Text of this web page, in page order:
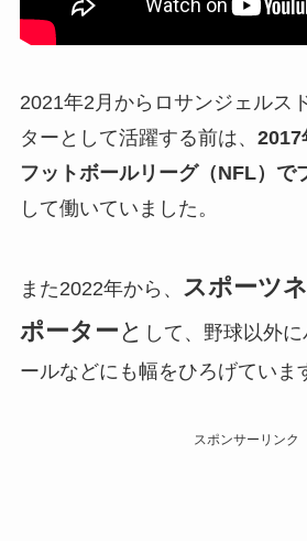
2021年2月からロサンジェルス
ターとして活躍する前は、 2017
フットボールリーグ（NFL）
して働いていました。
また2022年から、
スポーツ
ポーターと して、野球以外
ールなどにも幅をひろげていま
スポンサーリンク